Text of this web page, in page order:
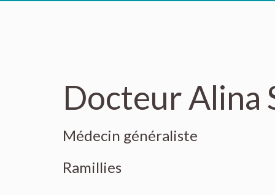
Docteur Alina
Médecin généraliste
Ramillies